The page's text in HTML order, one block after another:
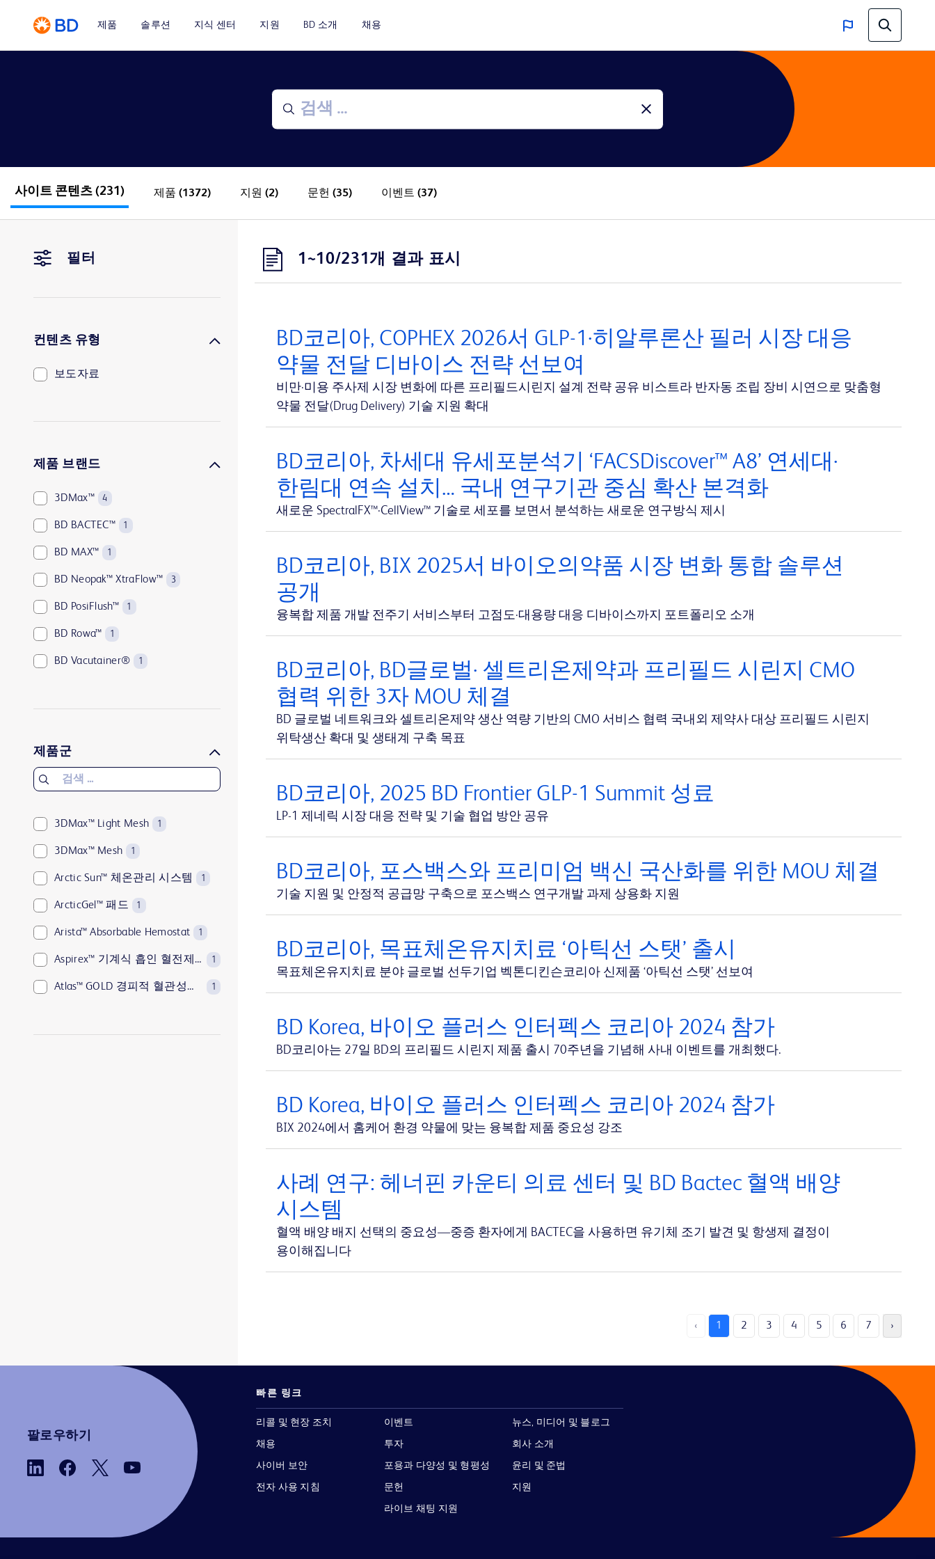
제품 솔루션 지식 센터 지원 BD 소개 채용
사이트 콘텐츠 (231) 제품 (1372) 지원 (2) 문헌 (35) 이벤트 (37)
필터
컨텐츠 유형
보도자료
제품 브랜드
3DMax™ 4
BD BACTEC™ 1
BD MAX™ 1
BD Neopak™ XtraFlow™ 3
BD PosiFlush™ 1
BD Rowa™ 1
BD Vacutainer® 1
제품군
3DMax™ Light Mesh 1
3DMax™ Mesh 1
Arctic Sun™ 체온관리 시스템 1
ArcticGel™ 패드 1
Arista™ Absorbable Hemostat 1
Aspirex™ 기계식 흡인 혈전제거 시스템 1
Atlas™ GOLD 경피적 혈관성형술(PTA) 확장 카테터 1
BD BBL™ DrySlide™ 제품 1
BD BBL™ Sensi-Disc™ 디스펜서
BD BBL™ Sensi-Disc™ 항균제 감수성 검사 디스크
BD BBL™ 세피나아제 종이 디스크
BD BBL™ 아이솔레이터 팩 플레이트 배지
1~10/231개 결과 표시
BD코리아, COPHEX 2026서 GLP-1·히알루론산 필러 시장 대응
약물 전달 디바이스 전략 선보여
비만·미용 주사제 시장 변화에 따른 프리필드시린지 설계 전략 공유 비스트라 반자동 조립 장비 시연으로 맞춤형
약물 전달(Drug Delivery) 기술 지원 확대
BD코리아, 차세대 유세포분석기 ‘FACSDiscover™ A8’ 연세대·
한림대 연속 설치… 국내 연구기관 중심 확산 본격화
새로운 SpectralFX™·CellView™ 기술로 세포를 보면서 분석하는 새로운 연구방식 제시
BD코리아, BIX 2025서 바이오의약품 시장 변화 통합 솔루션
공개
융복합 제품 개발 전주기 서비스부터 고점도·대용량 대응 디바이스까지 포트폴리오 소개
BD코리아, BD글로벌· 셀트리온제약과 프리필드 시린지 CMO
협력 위한 3자 MOU 체결
BD 글로벌 네트워크와 셀트리온제약 생산 역량 기반의 CMO 서비스 협력 국내외 제약사 대상 프리필드 시린지
위탁생산 확대 및 생태계 구축 목표
BD코리아, 2025 BD Frontier GLP-1 Summit 성료
LP-1 제네릭 시장 대응 전략 및 기술 협업 방안 공유
BD코리아, 포스백스와 프리미엄 백신 국산화를 위한 MOU 체결
기술 지원 및 안정적 공급망 구축으로 포스백스 연구개발 과제 상용화 지원
BD코리아, 목표체온유지치료 ‘아틱선 스탯’ 출시
목표체온유지치료 분야 글로벌 선두기업 벡톤디킨슨코리아 신제품 ‘아틱선 스탯’ 선보여
BD Korea, 바이오 플러스 인터펙스 코리아 2024 참가
BD코리아는 27일 BD의 프리필드 시린지 제품 출시 70주년을 기념해 사내 이벤트를 개최했다.
BD Korea, 바이오 플러스 인터펙스 코리아 2024 참가
BIX 2024에서 홈케어 환경 약물에 맞는 융복합 제품 중요성 강조
사례 연구: 헤너핀 카운티 의료 센터 및 BD Bactec 혈액 배양
시스템
혈액 배양 배지 선택의 중요성—중증 환자에게 BACTEC을 사용하면 유기체 조기 발견 및 항생제 결정이
용이해집니다
‹ 1 2 3 4 5 6 7 ›
팔로우하기
빠른 링크
리콜 및 현장 조치
채용
사이버 보안
전자 사용 지침
이벤트
투자
포용과 다양성 및 형평성
문헌
라이브 채팅 지원
뉴스, 미디어 및 블로그
회사 소개
윤리 및 준법
지원